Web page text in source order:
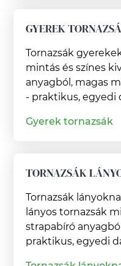
GYEREK
Tornazsák
mintás és színes
anyagból, magas
- praktikus, egyedi
Gyerek tornazsák
TORNAZSÁK
Tornazsák
lányos tornazsák
strapabíró
praktikus, egyedi